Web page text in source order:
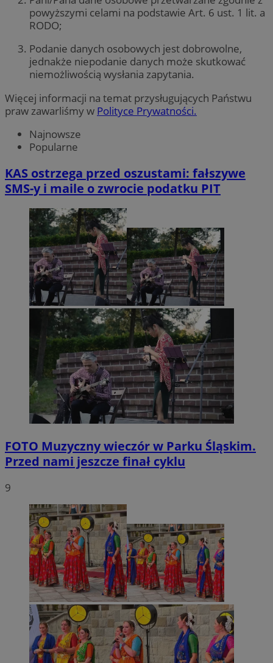
powyższymi celami na podstawie Art. 6 ust. 1 lit. a
RODO;
Podanie danych osobowych jest dobrowolne,
jednakże niepodanie danych może skutkować
niemożliwością wysłania zapytania.
Więcej informacji na temat przysługujących Państwu
praw zawarliśmy w Polityce Prywatności.
Najnowsze
Popularne
KAS ostrzega przed oszustami: fałszywe
SMS-y i maile o zwrocie podatku PIT
FOTO Muzyczny wieczór w Parku Śląskim.
Przed nami jeszcze finał cyklu
9